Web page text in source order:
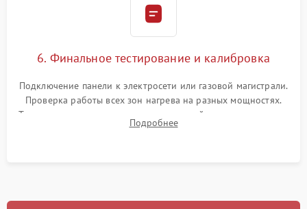
6. Финальное тестирование и калибровка
Подключение панели к электросети или газовой магистрали.
Проверка работы всех зон нагрева на разных мощностях.
Тестирование сенсорного управления, таймера, индикаторов
остаточного тепла и систем защиты от перегрева.
Подробнее